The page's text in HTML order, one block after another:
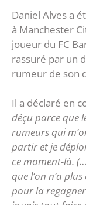
Daniel Alves a
à Manchester
joueur du FC
rassuré par un
rumeur de son
Il a déclaré en
déçu parce que
rumeurs qui
partir et je
ce moment-là.
que l’on n’a
pour la